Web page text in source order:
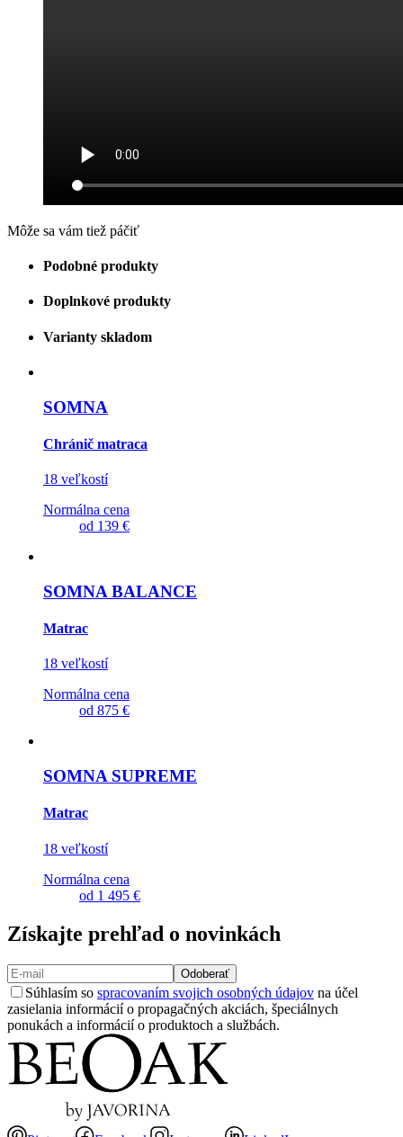
Môže sa vám tiež páčiť
Podobné produkty
Doplnkové produkty
Varianty skladom
SOMNA
Chránič matraca
18 veľkostí
Normálna cena
od 139 €
SOMNA BALANCE
Matrac
18 veľkostí
Normálna cena
od 875 €
SOMNA SUPREME
Matrac
18 veľkostí
Normálna cena
od 1 495 €
Získajte prehľad o novinkách
Odoberať
Súhlasím so spracovaním svojich osobných údajov na účel
zasielania informácií o propagačných akciách, špeciálnych
ponukách a informácií o produktoch a službách.